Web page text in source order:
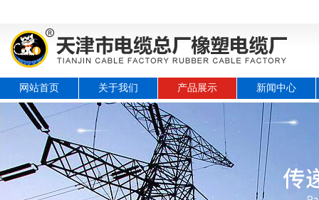
网站首页 关于我们 产品展示 新闻中心